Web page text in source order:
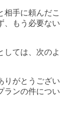
相手に頼んだこ
、もう必要ない
しては、次のよ
りがとうござい
ランの件につい